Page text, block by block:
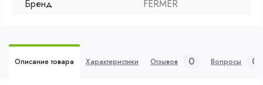
Бренд
FERMER
Описание товара Характеристики Отзывов 0 Вопросы 0